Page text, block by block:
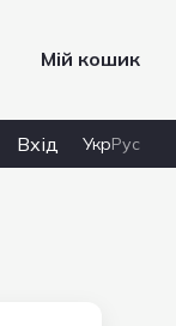
Мій кошик
Вхід УкрРус